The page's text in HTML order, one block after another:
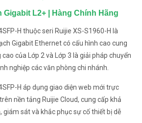
Gigabit L2+ | Hàng Chính Hãng
H thuộc seri Ruijie XS-S1960-H là
Gigabit Ethernet có cấu hình cao cung
của Lớp 2 và Lớp 3 là giải pháp chuyển
nghiệp các văn phòng chi nhánh.
H áp dụng giao diện web mới trực
nền tảng Ruijie Cloud, cung cấp khả
giám sát và khắc phục sự cố thiết bị dễ